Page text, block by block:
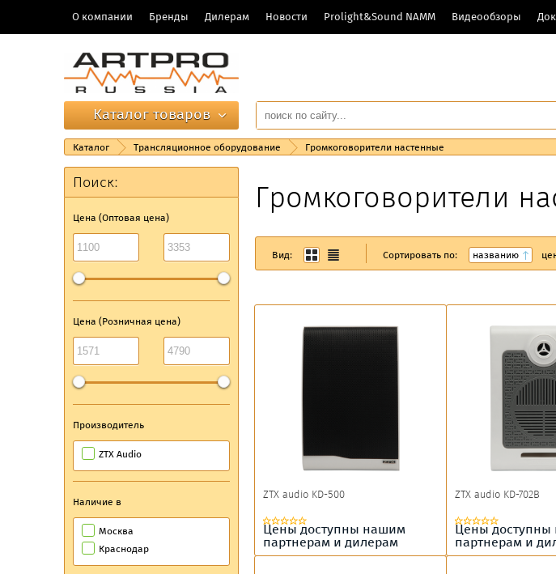
О компании Бренды Дилерам Новости Prolight&Sound NAMM Видеообзоры
Каталог товаров
Каталог Трансляционное оборудование Громкоговорители настенные
Поиск:
Цена (Оптовая цена)
Цена (Розничная цена)
Производитель
ZTX Audio
Наличие в
Москва
Краснодар
Громкоговорители
Вид: Сортировать по: названию
ZTX audio KD-500
Цены доступны нашим
партнерам и дилерам
ZTX audio KD-702B
Цены
партнерам и